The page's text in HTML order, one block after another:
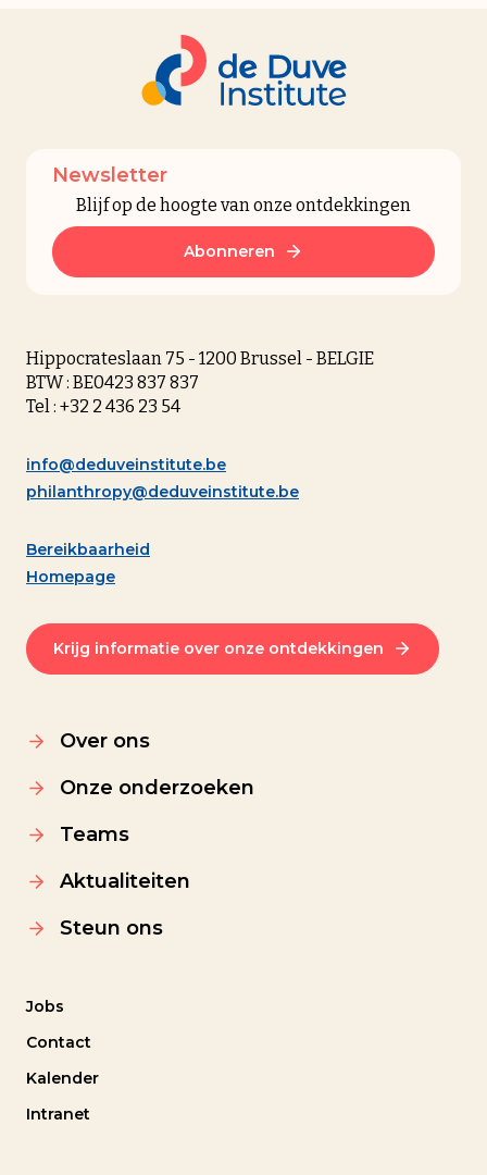
Newsletter
Blijf op de hoogte van onze ontdekkingen
Abonneren
Hippocrateslaan 75 - 1200 Brussel - BELGIE
BTW : BE0423 837 837
Tel : +32 2 436 23 54
info@deduveinstitute.be
philanthropy@deduveinstitute.be
Bereikbaarheid
Homepage
Krijg informatie over onze ontdekkingen
Over ons
Onze onderzoeken
Teams
Aktualiteiten
Steun ons
Jobs
Contact
Kalender
Intranet